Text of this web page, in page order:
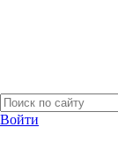
Войти